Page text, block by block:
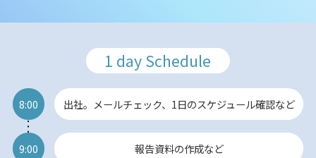
1 day Schedule
8:00 出社。メールチェック、1日のスケジュール確認など
9:00 報告資料の作成など